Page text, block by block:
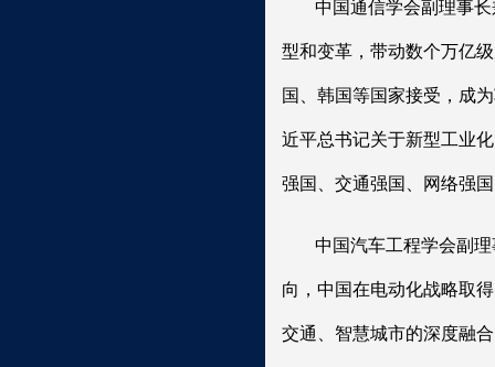
中国通信学会副理事
型和变革，带动数个万亿
国、韩国等国家接受，成
近平总书记关于新型工业
强国、交通强国、网络强
中国汽车工程学会副
向，中国在电动化战略取
交通、智慧城市的深度融